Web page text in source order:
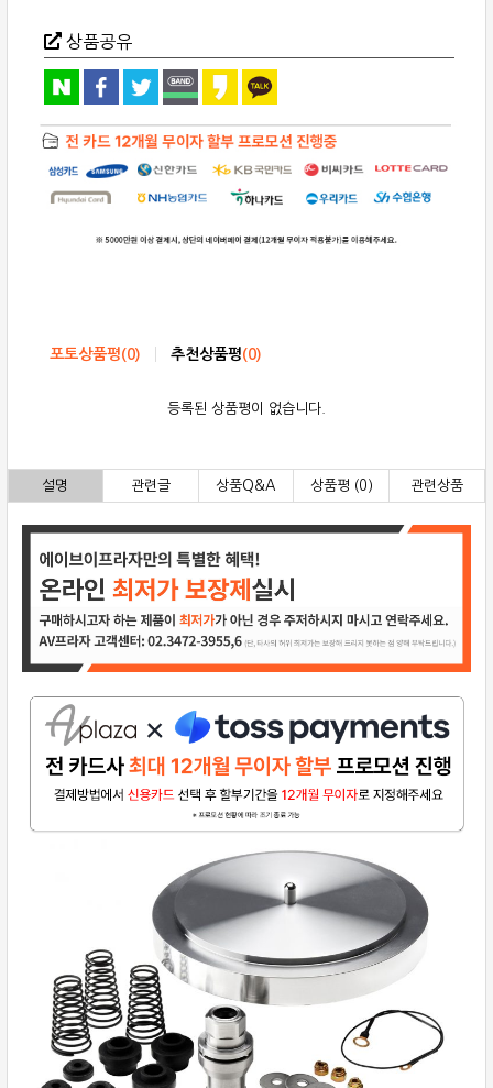
상품공유
포토상품평(0) 추천상품평(0)
등록된 상품평이 없습니다.
설명 관련글 상품Q&A 상품평 (0) 관련상품